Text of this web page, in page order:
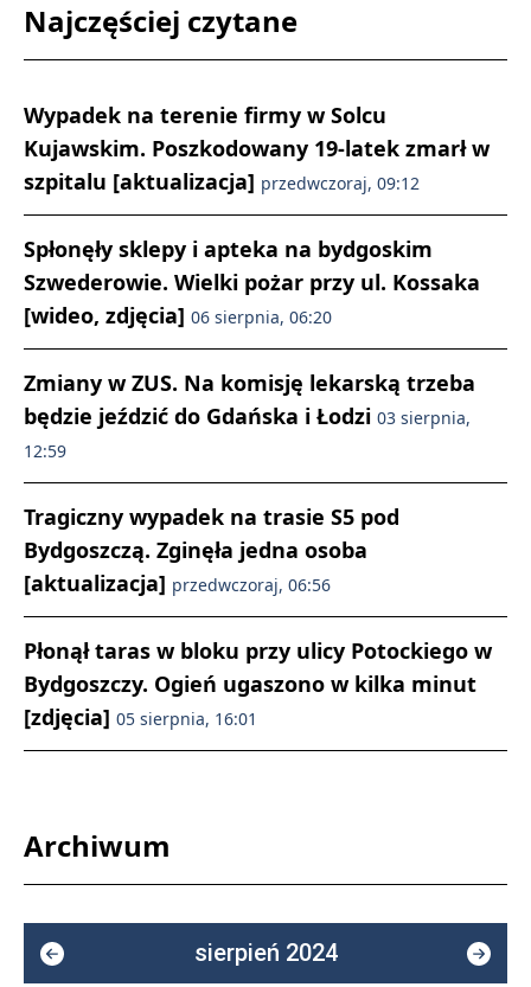
Najczęściej czytane
Wypadek na terenie firmy w Solcu
Kujawskim. Poszkodowany 19-latek zmarł w
szpitalu [aktualizacja] przedwczoraj, 09:12
Spłonęły sklepy i apteka na bydgoskim
Szwederowie. Wielki pożar przy ul. Kossaka
[wideo, zdjęcia] 06 sierpnia, 06:20
Zmiany w ZUS. Na komisję lekarską trzeba
będzie jeździć do Gdańska i Łodzi 03 sierpnia,
12:59
Tragiczny wypadek na trasie S5 pod
Bydgoszczą. Zginęła jedna osoba
[aktualizacja] przedwczoraj, 06:56
Płonął taras w bloku przy ulicy Potockiego w
Bydgoszczy. Ogień ugaszono w kilka minut
[zdjęcia] 05 sierpnia, 16:01
Archiwum
sierpień 2024